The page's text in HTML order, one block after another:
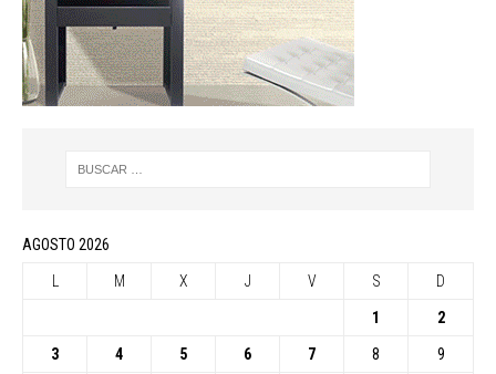
AGOSTO 2026
L M X J V S D
1 2
3 4 5 6 7 8 9